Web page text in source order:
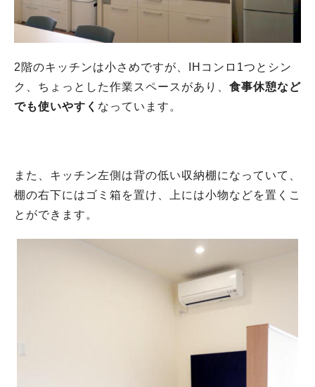
2階のキッチンは小さめですが、IHコンロ1つとシン
ク、ちょっとした作業スペースがあり、 食事休憩など
でも使いやすく なっています。
また、キッチン左側は背の低い収納棚になっていて、
棚の右下にはゴミ箱を置け、上には小物などを置くこ
とができます。